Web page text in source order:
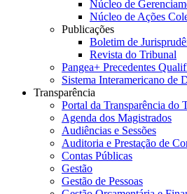
Núcleo de
Núcleo de Ações
Publicações
Boletim de
Revista do Tribunal
Pangea+ Precedentes
Sistema Interamericano de
Transparência
Portal da Transparência do
Agenda dos Magistrados
Audiências e Sessões
Auditoria e Prestação de
Contas Públicas
Gestão
Gestão de Pessoas